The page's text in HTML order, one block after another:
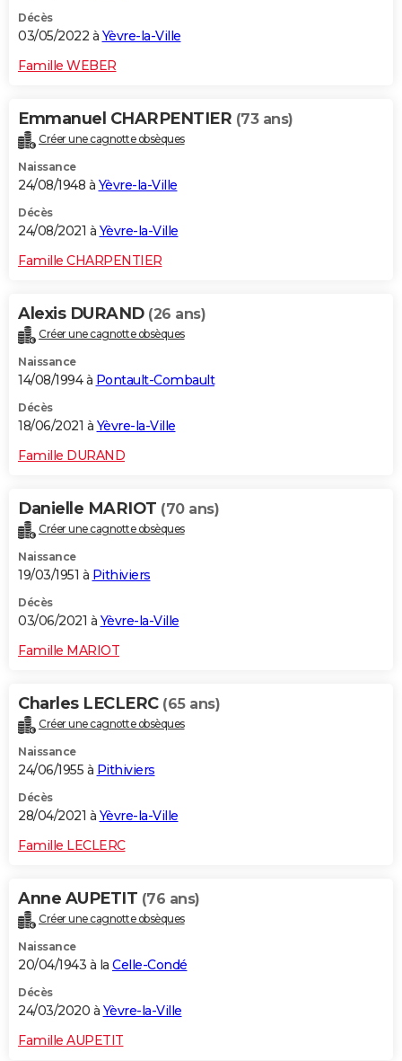
Décès
03/05/2022 à Yèvre-la-Ville
Famille WEBER
Emmanuel CHARPENTIER (73 ans)
Créer une cagnotte obsèques
Naissance
24/08/1948 à Yèvre-la-Ville
Décès
24/08/2021 à Yèvre-la-Ville
Famille CHARPENTIER
Alexis DURAND (26 ans)
Créer une cagnotte obsèques
Naissance
14/08/1994 à Pontault-Combault
Décès
18/06/2021 à Yèvre-la-Ville
Famille DURAND
Danielle MARIOT (70 ans)
Créer une cagnotte obsèques
Naissance
19/03/1951 à Pithiviers
Décès
03/06/2021 à Yèvre-la-Ville
Famille MARIOT
Charles LECLERC (65 ans)
Créer une cagnotte obsèques
Naissance
24/06/1955 à Pithiviers
Décès
28/04/2021 à Yèvre-la-Ville
Famille LECLERC
Anne AUPETIT (76 ans)
Créer une cagnotte obsèques
Naissance
20/04/1943 à la Celle-Condé
Décès
24/03/2020 à Yèvre-la-Ville
Famille AUPETIT